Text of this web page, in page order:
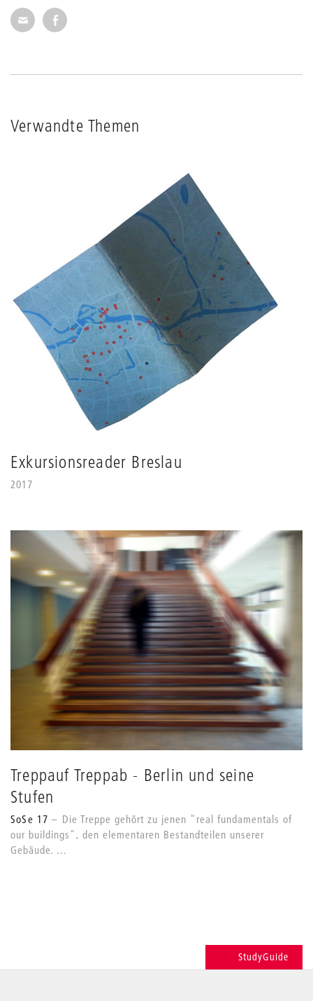
Seite per E-Mail weiterempfehlen
Seite auf Facebook weiterempfehlen
Verwandte Themen
Exkursionsreader Breslau
2017
Treppauf Treppab - Berlin und seine
Stufen
SoSe 17
Die Treppe gehört zu jenen "real fundamentals of
our buildings", den elementaren Bestandteilen unserer
Gebäude. ...
StudyGuide